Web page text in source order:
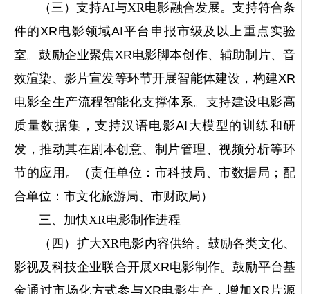
（三）支持AI与XR电影融合发展。支持符合条
件的XR电影领域AI平台申报市级及以上重点实验
室。鼓励企业聚焦XR电影脚本创作、辅助制片、音
效渲染、影片宣发等环节开展智能体建设，构建XR
电影全生产流程智能化支撑体系。支持建设电影高
质量数据集，支持汉语电影AI大模型的训练和研
发，推动其在剧本创意、制片管理、视频分析等环
节的应用。（责任单位：市科技局、市数据局；配
合单位：市文化旅游局、市财政局）
三、加快XR电影制作进程
（四）扩大XR电影内容供给。 鼓励各类文化、
影视及科技企业联合开展XR电影制作。鼓励平台基
金通过市场化方式参与XR电影生产，增加XR片源